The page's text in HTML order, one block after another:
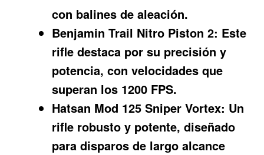
con balines de aleación.
Benjamin Trail Nitro Piston 2: Este
rifle destaca por su precisión y
potencia, con velocidades que
superan los 1200 FPS.
Hatsan Mod 125 Sniper Vortex: Un
rifle robusto y potente, diseñado
para disparos de largo alcance